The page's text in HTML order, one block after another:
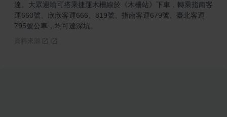
達。大眾運輸可搭乘捷運木柵線於《木柵站》下車，轉乘指南客
運660號、欣欣客運666、819號、指南客運679號、臺北客運
795號公車，均可達深坑。